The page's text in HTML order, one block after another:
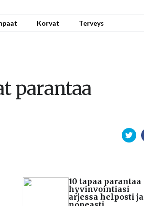
Korvat Terveys
parantaa
10 tapaa parantaa
hyvinvointiasi
arjessa helposti ja